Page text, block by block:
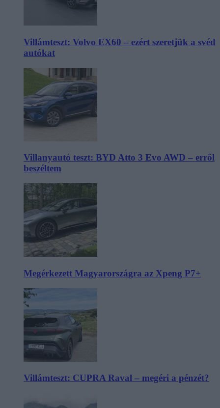
Villámteszt: Volvo EX60 – ezért szeretjük a svéd
autókat
Villanyautó teszt: BYD Atto 3 Evo AWD – erről
beszéltem
Megérkezett Magyarországra az Xpeng P7+
Villámteszt: CUPRA Raval – megéri a pénzét?